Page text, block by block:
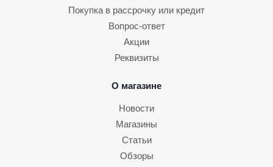
Покупка в рассрочку или кредит
Вопрос-ответ
Акции
Реквизиты
О магазине
Новости
Магазины
Статьи
Обзоры